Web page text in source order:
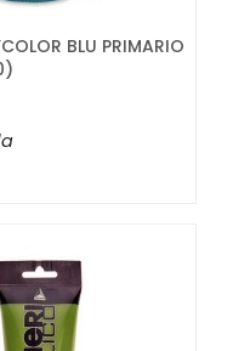
BLU PRIMARIO